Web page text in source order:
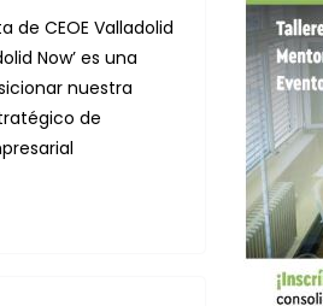
de CEOE Valladolid
Now’ es una
nuestra
de